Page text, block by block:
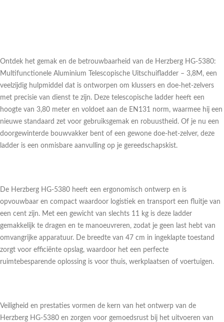
Ontdek het gemak en de betrouwbaarheid van de Herzberg HG-5380:
Multifunctionele Aluminium Telescopische Uitschuifladder – 3,8M, een
veelzijdig hulpmiddel dat is ontworpen om klussers en doe-het-zelvers
met precisie van dienst te zijn. Deze telescopische ladder heeft een
hoogte van 3,80 meter en voldoet aan de EN131 norm, waarmee hij een
nieuwe standaard zet voor gebruiksgemak en robuustheid. Of je nu een
doorgewinterde bouwvakker bent of een gewone doe-het-zelver, deze
ladder is een onmisbare aanvulling op je gereedschapskist.
De Herzberg HG-5380 heeft een ergonomisch ontwerp en is
opvouwbaar en compact waardoor logistiek en transport een fluitje van
een cent zijn. Met een gewicht van slechts 11 kg is deze ladder
gemakkelijk te dragen en te manoeuvreren, zodat je geen last hebt van
omvangrijke apparatuur. De breedte van 47 cm in ingeklapte toestand
zorgt voor efficiënte opslag, waardoor het een perfecte
ruimtebesparende oplossing is voor thuis, werkplaatsen of voertuigen.
Veiligheid en prestaties vormen de kern van het ontwerp van de
Herzberg HG-5380 en zorgen voor gemoedsrust bij het uitvoeren van